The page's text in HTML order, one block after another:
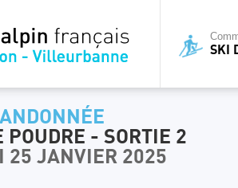
SKI
POUDRE - SORTIE 2
25 JANVIER 2025